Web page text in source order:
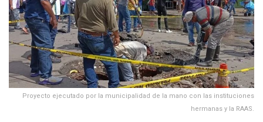
Proyecto ejecutado por la municipalidad de la mano con las instituciones
hermanas y la RAAS.